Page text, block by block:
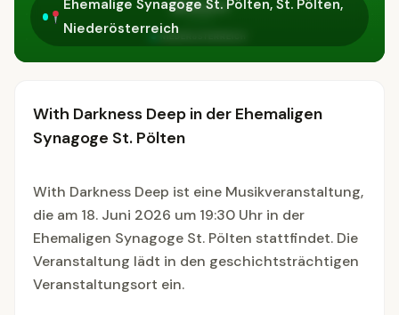
Ehemalige Synagoge St. Pölten, St. Pölten,
Niederösterreich
With Darkness Deep in der Ehemaligen
Synagoge St. Pölten
With Darkness Deep ist eine Musikveranstaltung,
die am 18. Juni 2026 um 19:30 Uhr in der
Ehemaligen Synagoge St. Pölten stattfindet. Die
Veranstaltung lädt in den geschichtsträchtigen
Veranstaltungsort ein.